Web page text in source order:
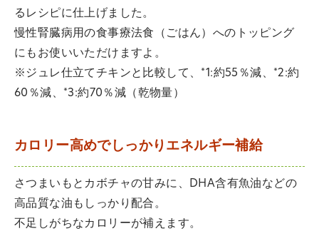
るレシピに仕上げました。
慢性腎臓病用の食事療法食（ごはん）へのトッピング
にもお使いいただけますよ。
※ジュレ仕立てチキンと比較して、*1:約55％減、*2:約
60％減、*3:約70％減（乾物量）
カロリー高めでしっかりエネルギー補給
さつまいもとカボチャの甘みに、DHA含有魚油などの
高品質な油もしっかり配合。
不足しがちなカロリーが補えます。